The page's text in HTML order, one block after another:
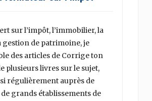
sur l’impôt, l’immobilier, la
gestion de patrimoine, je
des articles de Corrige ton
plusieurs livres sur le sujet,
régulièrement auprès de
grands établissements de